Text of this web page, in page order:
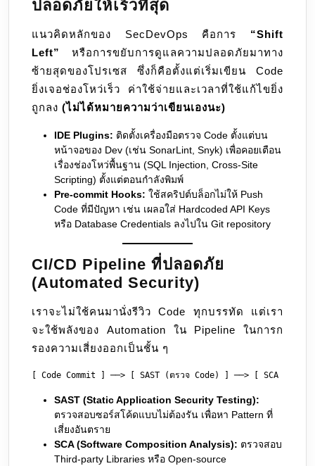
ปลอดภัยให้เร็วที่สุด
แนวคิดหลักของ SecDevOps คือการ “Shift
Left”
หรือการขยับการดูแลความปลอดภัยมาทาง
ซ้ายสุดของโปรเซส ซึ่งก็คือตั้งแต่เริ่มเขียน Code
ยิ่งเจอช่องโหว่เร็ว ค่าใช้จ่ายและเวลาที่ใช้แก้ไขยิ่ง
ถูกลง (ไม่ได้หมายความว่าเขียนเองนะ)
IDE Plugins: ติดตั้งเครื่องมือตรวจ Code ตั้งแต่บน
หน้าจอของ Dev (เช่น SonarLint, Snyk) เพื่อคอยเตือน
เรื่องช่องโหว่พื้นฐาน (SQL Injection, Cross-Site
Scripting) ตั้งแต่ตอนกำลังพิมพ์
Pre-commit Hooks: ใช้สคริปต์บล็อกไม่ให้ Push
Code ที่มีปัญหา เช่น เผลอใส่ Hardcoded API Keys
หรือ Database Credentials ลงไปใน Git repository
CI/CD Pipeline ที่ปลอดภัย
(Automated Security)
เราจะไม่ใช้คนมานั่งรีวิว Code ทุกบรรทัด แต่เรา
จะใช้พลังของ Automation ใน Pipeline ในการก
รองความเสี่ยงออกเป็นชั้น ๆ
SAST (Static Application Security Testing):
ตรวจสอบซอร์สโค้ดแบบไม่ต้องรัน เพื่อหา Pattern ที่
เสี่ยงอันตราย
SCA (Software Composition Analysis): ตรวจสอบ
Third-party Libraries หรือ Open-source